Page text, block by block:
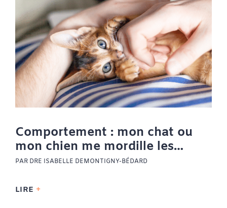
Comportement : mon chat ou
mon chien me mordille les
mains et les jambes. Est-ce
PAR DRE ISABELLE DEMONTIGNY-BÉDARD
LIRE